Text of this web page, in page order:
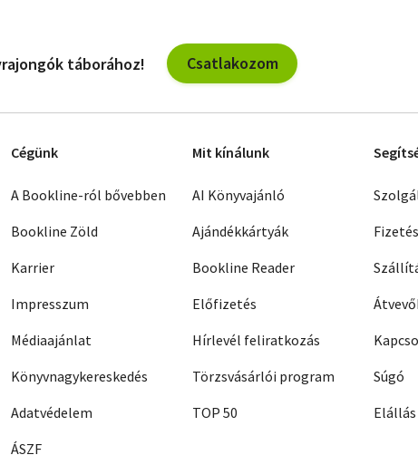
táborához! Csatlakozom
Cégünk
A Bookline-ról bővebben
Bookline Zöld
Karrier
Impresszum
Médiaajánlat
Könyvnagykereskedés
Adatvédelem
ÁSZF
Mit kínálunk
AI Könyvajánló
Ajándékkártyák
Bookline Reader
Előfizetés
Hírlevél feliratkozás
Törzsvásárlói program
TOP 50
Fizetés
Súgó
Elállás